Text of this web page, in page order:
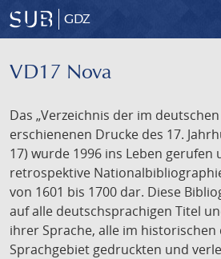
GDZ
VD17 Nova
Das „Verzeichnis der im
erschienenen Drucke des 17.
17) wurde 1996 ins Leben gerufen
retrospektive
von 1601 bis 1700 dar. Diese
auf alle deutschsprachigen Titel
ihrer Sprache, alle im historischen
Sprachgebiet gedruckten und